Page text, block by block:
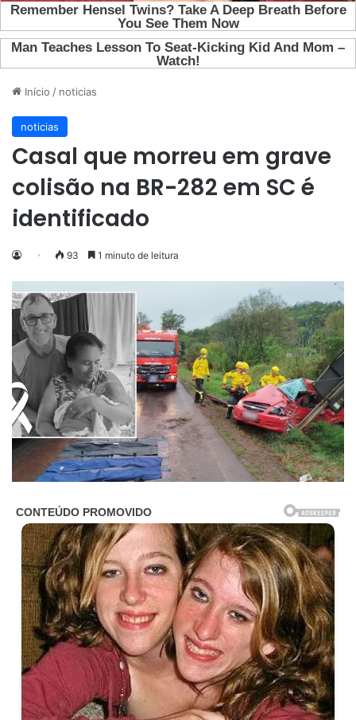
Início / noticias
noticias
Casal que morreu em grave
colisão na BR-282 em SC é
identificado
93 1 minuto de leitura